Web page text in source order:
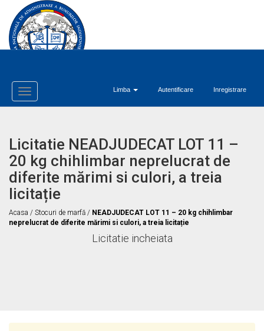
Limba Autentificare Inregistrare
Toggle
Navigation
Licitatie NEADJUDECAT LOT 11 –
20 kg chihlimbar neprelucrat de
diferite mărimi si culori, a treia
licitație
Acasa / Stocuri de marfă / NEADJUDECAT LOT 11 – 20 kg chihlimbar
neprelucrat de diferite mărimi si culori, a treia licitație
Licitatie incheiata